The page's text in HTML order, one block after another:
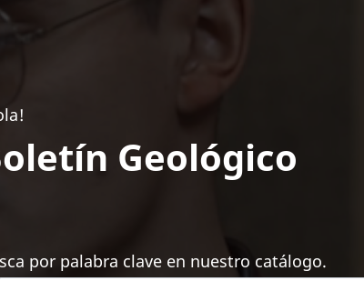
Geológico
por palabra clave en nuestro catálogo.